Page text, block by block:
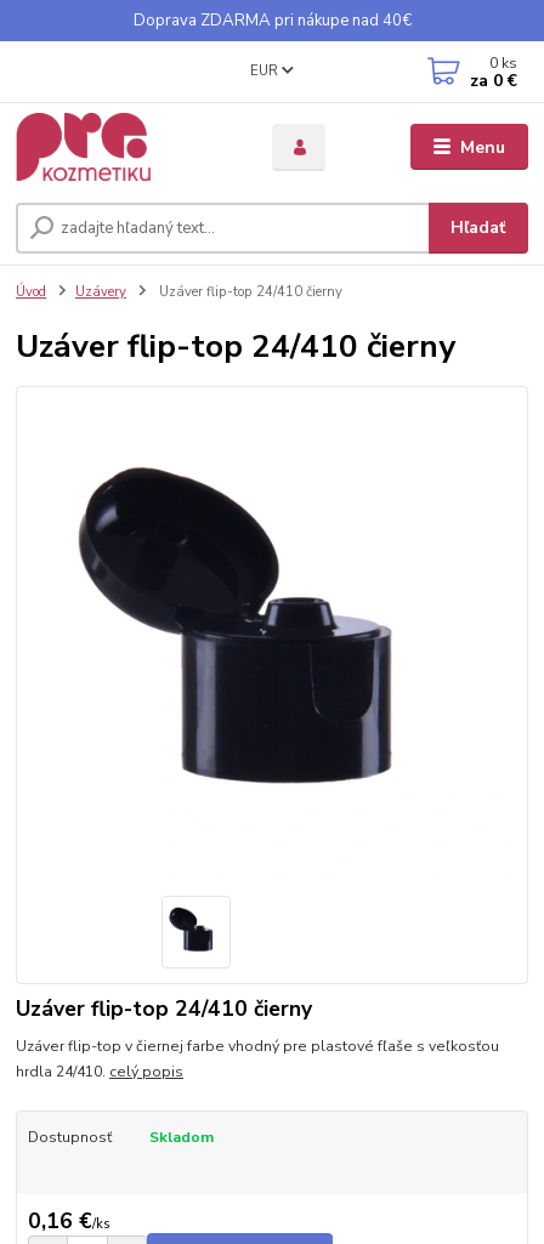
Doprava ZDARMA pri nákupe nad 40€
Menu
EUR
Hľadať
0 ks
za 0 €
Úvod Uzávery Uzáver flip-top 24/410 čierny
Uzáver flip-top 24/410 čierny
Uzáver flip-top 24/410 čierny
Uzáver flip-top v čiernej farbe vhodný pre plastové fľaše s veľkosťou
hrdla 24/410. celý popis
Dostupnosť Skladom
0,16 €/ks